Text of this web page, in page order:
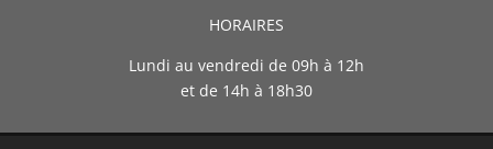
HORAIRES
Lundi au vendredi de 09h à 12h
et de 14h à 18h30